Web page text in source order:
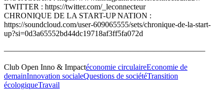
TWITTER : https://twitter.com/_leconnecteur
CHRONIQUE DE LA START-UP NATION :
https://soundcloud.com/user-609065555/sets/chronique-de-la-start-
up?si=0d3a65552bd44dc19718af3ff5fa072d
—————————————————————————–
Club Open Inno & Impactéconomie circulaireEconomie de
demainInnovation socialeQuestions de sociétéTransition
écologiqueTravail